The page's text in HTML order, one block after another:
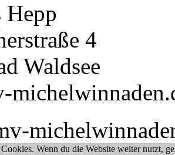
Hepp
4
Waldsee
Wenn du die Website weiter nutzt,